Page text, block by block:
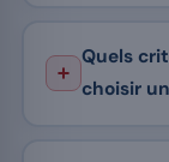
Quels
choisir